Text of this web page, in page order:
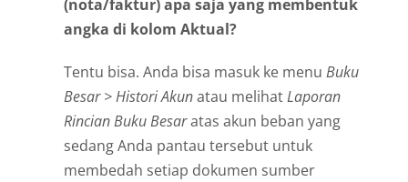
(nota/faktur) apa saja yang membentuk
angka di kolom Aktual?
Tentu bisa. Anda bisa masuk ke menu Buku
Besar > Histori Akunatau melihatLaporan
Rincian Buku Besaratas akun beban yang
sedang Anda pantau tersebut untuk
membedah setiap dokumen sumber